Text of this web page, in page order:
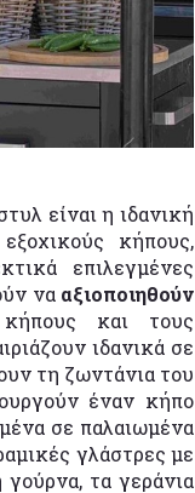
είναι η ιδανική
κήπους,
επιλεγμένες
να αξιοποιηθούν
και τους
ιδανικά σε
τη ζωντάνια του
έναν κήπο
σε παλαιωμένα
γλάστρες με
τα γεράνια